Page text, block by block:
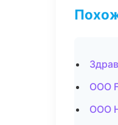
ООО
ООО